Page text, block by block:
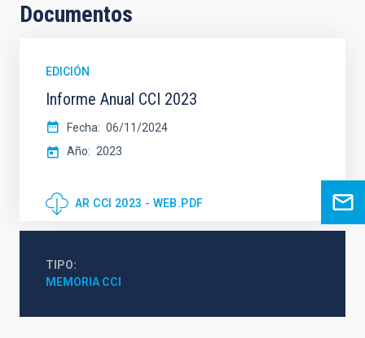
Documentos
EDICIÓN
Informe Anual CCI 2023
Fecha
06/11/2024
Año
2023
AR CCI 2023 - WEB.PDF
TIPO
MEMORIA CCI